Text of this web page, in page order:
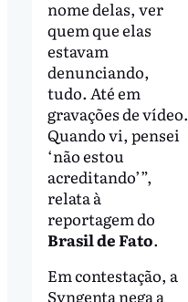
nome delas, ver
quem que elas
estavam
denunciando,
tudo. Até em
gravações de vídeo.
Quando vi, pensei
‘não estou
acreditando’”,
relata à
reportagem do
Brasil de Fato.
Em contestação, a
Syngenta nega a